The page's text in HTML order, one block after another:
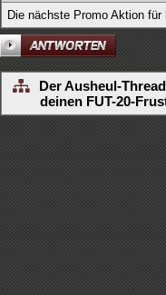
Die nächste Promo Aktion
Der Ausheul-
deinen FUT-20-